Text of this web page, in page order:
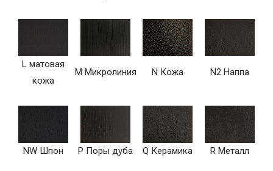
L матовая
кожа
M Микролиния N Кожа N2 Наппа
NW Шпон P Поры дуба Q Керамика R Металл